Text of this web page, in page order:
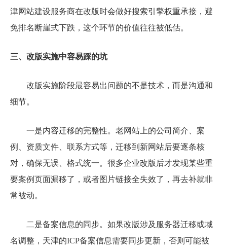
津网站建设服务商在改版时会做好搜索引擎权重承接，避
免排名断崖式下跌，这个环节的价值往往被低估。
三、改版实施中容易踩的坑
改版实施阶段最容易出问题的不是技术，而是沟通和
细节。
一是内容迁移的完整性。老网站上的公司简介、案
例、资质文件、联系方式等，迁移到新网站后要逐条核
对，确保无误、格式统一。很多企业改版后才发现某些重
要案例页面漏移了，或者图片链接全失效了，再去补就非
常被动。
二是备案信息的同步。如果改版涉及服务器迁移或域
名调整，天津的ICP备案信息需要同步更新，否则可能被